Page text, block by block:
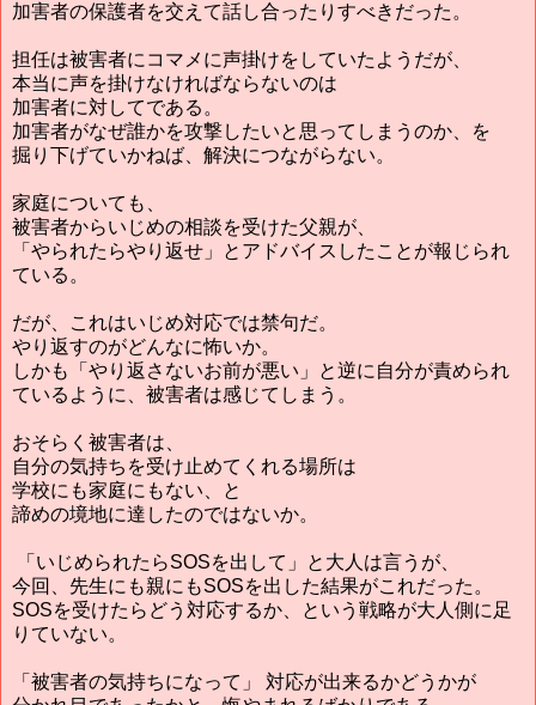
加害者の保護者を交えて話し合ったりすべきだった。
担任は被害者にコマメに声掛けをしていたようだが、
本当に声を掛けなければならないのは
加害者に対してである。
加害者がなぜ誰かを攻撃したいと思ってしまうのか、を
掘り下げていかねば、解決につながらない。
家庭についても、
被害者からいじめの相談を受けた父親が、
「やられたらやり返せ」とアドバイスしたことが報じられ
ている。
だが、これはいじめ対応では禁句だ。
やり返すのがどんなに怖いか。
しかも「やり返さないお前が悪い」と逆に自分が責められ
ているように、被害者は感じてしまう。
おそらく被害者は、
自分の気持ちを受け止めてくれる場所は
学校にも家庭にもない、と
諦めの境地に達したのではないか。
「いじめられたらSOSを出して」と大人は言うが、
今回、先生にも親にもSOSを出した結果がこれだった。
SOSを受けたらどう対応するか、という戦略が大人側に足
りていない。
「被害者の気持ちになって」 対応が出来るかどうかが